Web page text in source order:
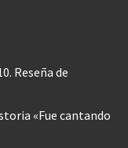
Reseña de
«Fue cantando